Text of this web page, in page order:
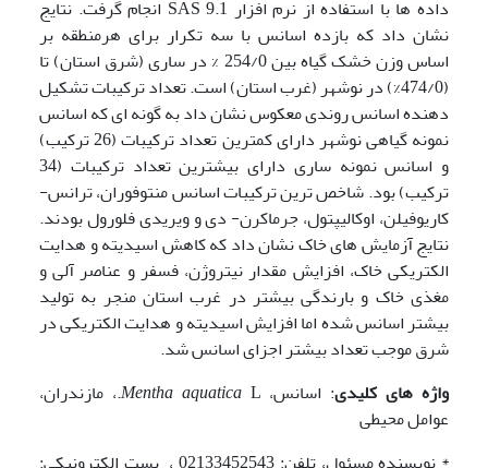
داده ها با استفاده از نرم افزار SAS 9.1 انجام گرفت. نتایج
نشان داد که بازده اسانس با سه تکرار برای هرمنطقه بر
اساس وزن خشک گیاه بین 254/0 % در ساری (شرق استان) تا
(474/0%) در نوشهر (غرب استان) است. تعداد ترکیبات تشکیل
دهنده اسانس روندی معکوس نشان داد به گونه ای که اسانس
نمونه گیاهی نوشهر دارای کمترین تعداد ترکیبات (26 ترکیب)
و اسانس نمونه ساری دارای بیشترین تعداد ترکیبات (34
ترکیب) بود. شاخص ترین ترکیبات اسانس منتوفوران، ترانس-
کاریوفیلن، اوکالیپتول، جرماکرن- دی و ویریدی فلورول بودند.
نتایج آزمایش های خاک نشان داد که کاهش اسیدیته و هدایت
الکتریکی خاک، افزایش مقدار نیتروژن، فسفر و عناصر آلی و
مغذی خاک و بارندگی بیشتر در غرب استان منجر به تولید
بیشتر اسانس شده اما افزایش اسیدیته و هدایت الکتریکی در
شرق موجب تعداد بیشتر اجزای اسانس شد.
واژه های کلیدی: اسانس، Mentha aquaticaL.، مازندران،
عوامل محیطی